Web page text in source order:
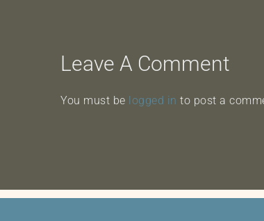
Leave A Comment
You must be logged in to post a